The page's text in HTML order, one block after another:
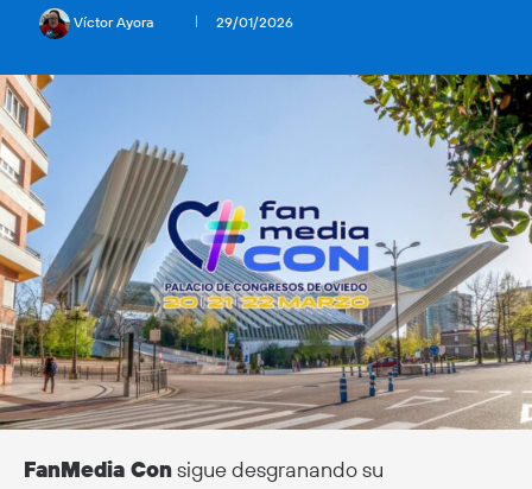
Víctor Ayora 29/01/2026
FanMedia Consigue desgranando su